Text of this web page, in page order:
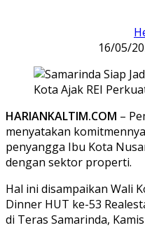
16/05/
HARIANKALTIM.COM –
menyatakan
penyangga Ibu Kota
dengan sektor properti.
Hal ini disampaikan Wali
Dinner HUT ke-53
di Teras Samarinda,